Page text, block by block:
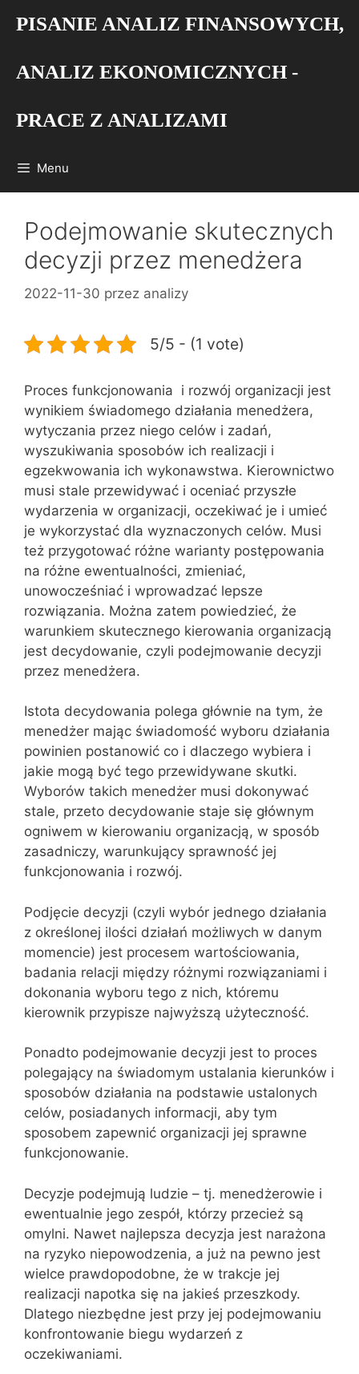
PISANIE ANALIZ FINANSOWYCH,
ANALIZ EKONOMICZNYCH -
PRACE Z ANALIZAMI
Menu
Podejmowanie skutecznych
decyzji przez menedżera
2022-11-30 przez analizy
5/5 - (1 vote)
Proces funkcjonowania i rozwój organizacji jest
wynikiem świadomego działania menedżera,
wytyczania przez niego celów i zadań,
wyszukiwania sposobów ich realizacji i
egzekwowania ich wykonawstwa. Kierownictwo
musi stale przewidywać i oceniać przyszłe
wydarzenia w organizacji, oczekiwać je i umieć
je wykorzystać dla wyznaczonych celów. Musi
też przygotować różne warianty postępowania
na różne ewentualności, zmieniać,
unowocześniać i wprowadzać lepsze
rozwiązania. Można zatem powiedzieć, że
warunkiem skutecznego kierowania organizacją
jest decydowanie, czyli podejmowanie decyzji
przez menedżera.
Istota decydowania polega głównie na tym, że
menedżer mając świadomość wyboru działania
powinien postanowić co i dlaczego wybiera i
jakie mogą być tego przewidywane skutki.
Wyborów takich menedżer musi dokonywać
stale, przeto decydowanie staje się głównym
ogniwem w kierowaniu organizacją, w sposób
zasadniczy, warunkujący sprawność jej
funkcjonowania i rozwój.
Podjęcie decyzji (czyli wybór jednego działania
z określonej ilości działań możliwych w danym
momencie) jest procesem wartościowania,
badania relacji między różnymi rozwiązaniami i
dokonania wyboru tego z nich, któremu
kierownik przypisze najwyższą użyteczność.
Ponadto podejmowanie decyzji jest to proces
polegający na świadomym ustalania kierunków i
sposobów działania na podstawie ustalonych
celów, posiadanych informacji, aby tym
sposobem zapewnić organizacji jej sprawne
funkcjonowanie.
Decyzje podejmują ludzie – tj. menedżerowie i
ewentualnie jego zespół, którzy przecież są
omylni. Nawet najlepsza decyzja jest narażona
na ryzyko niepowodzenia, a już na pewno jest
wielce prawdopodobne, że w trakcje jej
realizacji napotka się na jakieś przeszkody.
Dlatego niezbędne jest przy jej podejmowaniu
konfrontowanie biegu wydarzeń z
oczekiwaniami.